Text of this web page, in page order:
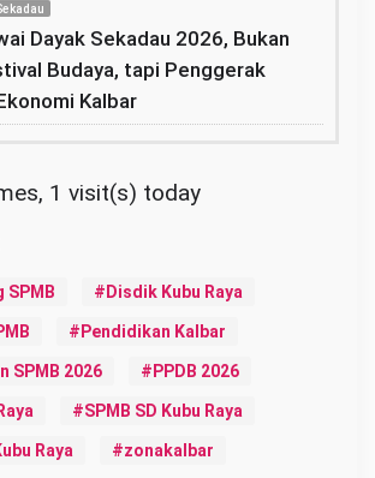
Dayak Sekadau 2026, Bukan
Budaya, tapi Penggerak
Kalbar
1 visit(s) today
SPMB Disdik Kubu Raya
Pendidikan Kalbar
SPMB 2026 PPDB 2026
SPMB SD Kubu Raya
Raya zonakalbar